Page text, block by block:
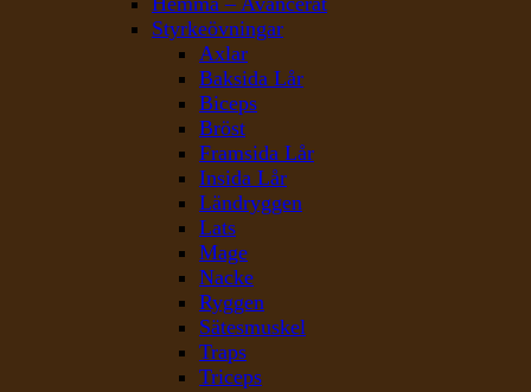
Styrkeövningar
Axlar
Baksida Lår
Biceps
Bröst
Framsida Lår
Insida Lår
Ländryggen
Lats
Mage
Nacke
Ryggen
Sätesmuskel
Traps
Triceps